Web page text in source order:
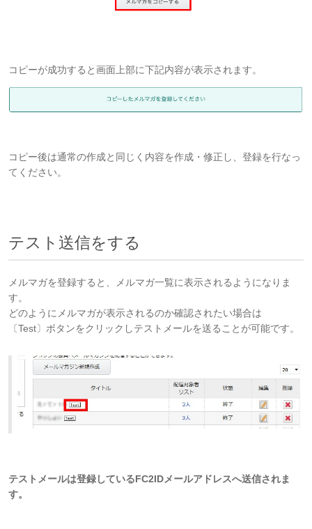
コピーが成功すると画面上部に下記内容が表示されます。
コピー後は通常の作成と同じく内容を作成・修正し、登録を行なっ
てください。
テスト送信をする
メルマガを登録すると、メルマガ一覧に表示されるようになりま
す。
どのようにメルマガが表示されるのか確認されたい場合は
〔Test〕ボタンをクリックしテストメールを送ることが可能です。
テストメールは登録しているFC2IDメールアドレスへ送信されま
す。